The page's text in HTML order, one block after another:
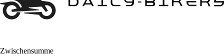
Zwischensumme